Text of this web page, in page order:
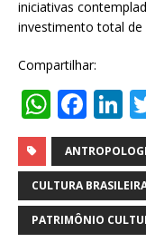
iniciativas
investimento total de
Compartilhar:
W
h
at
s
A
F
a
c
e
b
Li
n
k
e
CULTURA
PATRIMÔNIO